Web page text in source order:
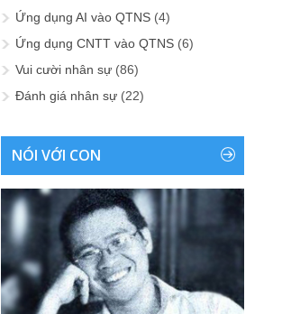
Ứng dụng AI vào QTNS (4)
Ứng dụng CNTT vào QTNS (6)
Vui cười nhân sự (86)
Đánh giá nhân sự (22)
NÓI VỚI CON